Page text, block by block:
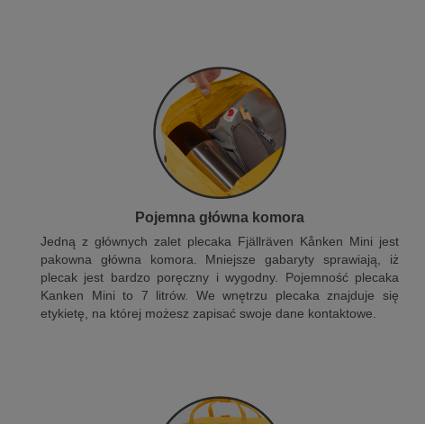
Pojemna główna komora
Jedną z głównych zalet plecaka Fjällräven Kånken Mini jest
pakowna główna komora. Mniejsze gabaryty sprawiają, iż
plecak jest bardzo poręczny i wygodny. Pojemność plecaka
Kanken Mini to 7 litrów. We wnętrzu plecaka znajduje się
etykietę, na której możesz zapisać swoje dane kontaktowe.